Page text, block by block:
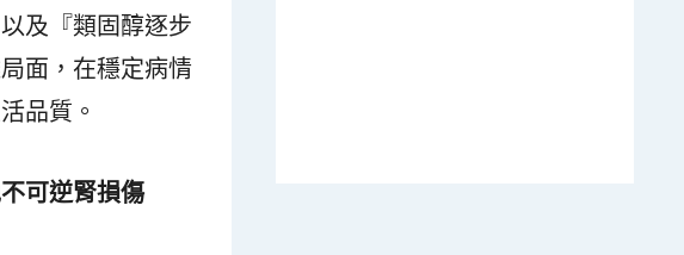
及『類固醇逐步
面，在穩定病情
品質。
可逆腎損傷